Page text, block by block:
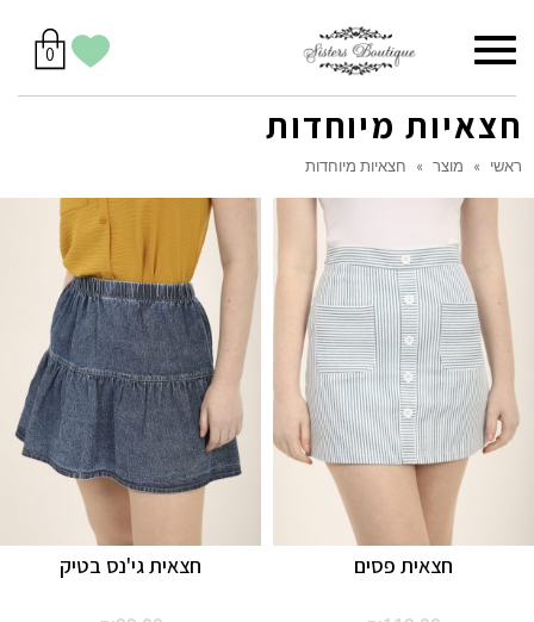
יש
לך
0מוצרים
בסל
הווישליסט
תפריט
חצאיות מיוחדות
ראשי » מוצר » חצאיות מיוחדות
חצאית גי'נס בטיק חצאית פסים